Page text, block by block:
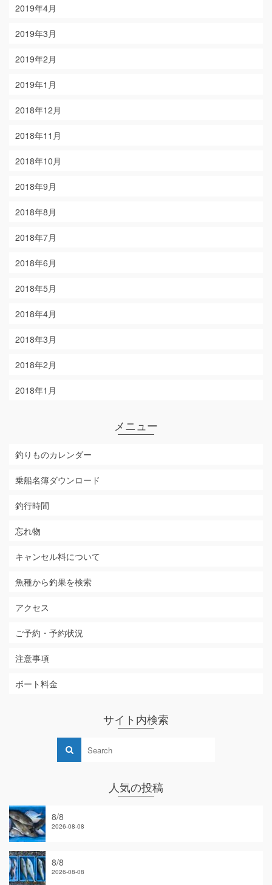
2019年4月
2019年3月
2019年2月
2019年1月
2018年12月
2018年11月
2018年10月
2018年9月
2018年8月
2018年7月
2018年6月
2018年5月
2018年4月
2018年3月
2018年2月
2018年1月
メニュー
釣りものカレンダー
乗船名簿ダウンロード
釣行時間
忘れ物
キャンセル料について
魚種から釣果を検索
アクセス
ご予約・予約状況
注意事項
ボート料金
サイト内検索
人気の投稿
8/8
2026-08-08
8/8
2026-08-08